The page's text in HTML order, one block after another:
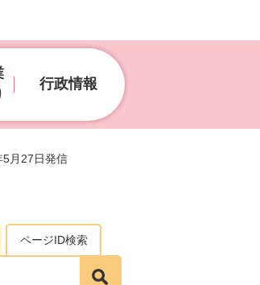
行政情報
5月27日発信
ページID検索